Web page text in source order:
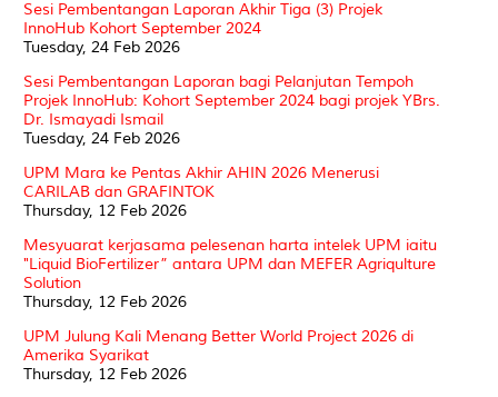
Sesi Pembentangan Laporan Akhir Tiga (3) Projek
InnoHub Kohort September 2024
Tuesday, 24 Feb 2026
Sesi Pembentangan Laporan bagi Pelanjutan Tempoh
Projek InnoHub: Kohort September 2024 bagi projek YBrs.
Dr. Ismayadi Ismail
Tuesday, 24 Feb 2026
UPM Mara ke Pentas Akhir AHIN 2026 Menerusi
CARILAB dan GRAFINTOK
Thursday, 12 Feb 2026
Mesyuarat kerjasama pelesenan harta intelek UPM iaitu
"Liquid BioFertilizer” antara UPM dan MEFER Agriqulture
Solution
Thursday, 12 Feb 2026
UPM Julung Kali Menang Better World Project 2026 di
Amerika Syarikat
Thursday, 12 Feb 2026